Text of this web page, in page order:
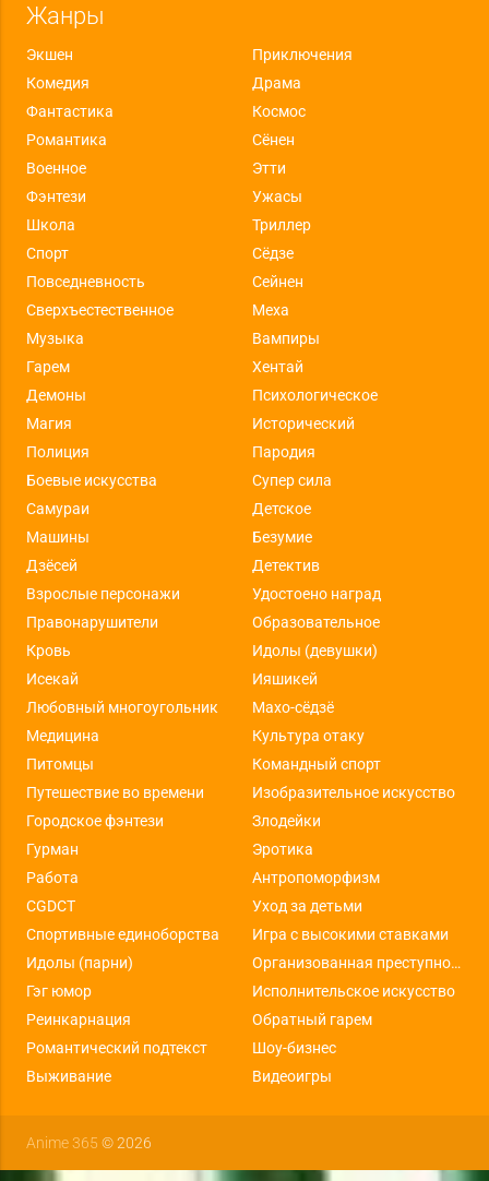
Жанры
Экшен
Приключения
Комедия
Драма
Фантастика
Космос
Романтика
Сёнен
Военное
Этти
Фэнтези
Ужасы
Школа
Триллер
Спорт
Сёдзе
Повседневность
Сейнен
Сверхъестественное
Меха
Музыка
Вампиры
Гарем
Хентай
Демоны
Психологическое
Магия
Исторический
Полиция
Пародия
Боевые искусства
Супер сила
Самураи
Детское
Машины
Безумие
Дзёсей
Детектив
Взрослые персонажи
Удостоено наград
Правонарушители
Образовательное
Кровь
Идолы (девушки)
Исекай
Ияшикей
Любовный многоугольник
Махо-сёдзё
Медицина
Культура отаку
Питомцы
Командный спорт
Путешествие во времени
Изобразительное искусство
Городское фэнтези
Злодейки
Гурман
Эротика
Работа
Антропоморфизм
CGDCT
Уход за детьми
Спортивные единоборства
Игра с высокими ставками
Идолы (парни)
Организованная преступность
Гэг юмор
Исполнительское искусство
Реинкарнация
Обратный гарем
Романтический подтекст
Шоу-бизнес
Выживание
Видеоигры
Anime 365 © 2026